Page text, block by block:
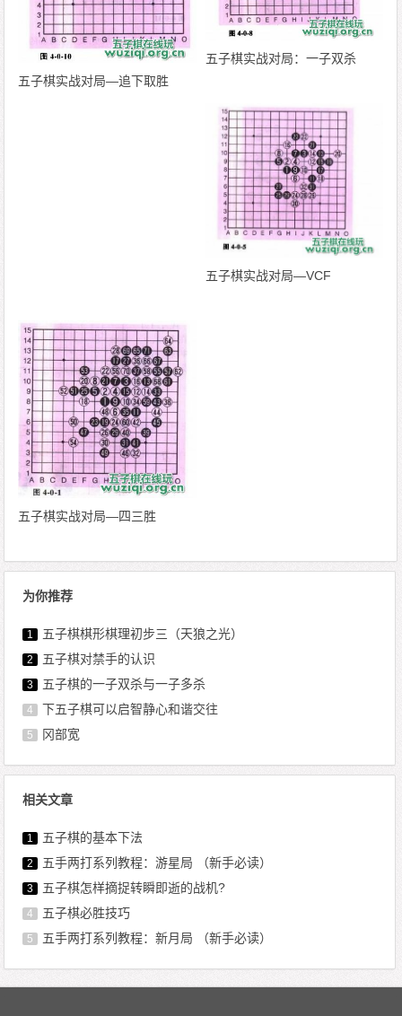
五子棋实战对局—追下取胜
五子棋实战对局：一子双杀
五子棋实战对局—VCF
五子棋实战对局—四三胜
为你推荐
1 五子棋棋形棋理初步三（天狼之光）
2 五子棋对禁手的认识
3 五子棋的一子双杀与一子多杀
4 下五子棋可以启智静心和谐交往
5 冈部宽
相关文章
1 五子棋的基本下法
2 五手两打系列教程：游星局 （新手必读）
3 五子棋怎样摘捉转瞬即逝的战机?
4 五子棋必胜技巧
5 五手两打系列教程：新月局 （新手必读）
文章导航